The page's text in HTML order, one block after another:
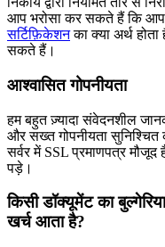
आप भरोसा कर सकते हैं कि आप
सर्टिफ़िकेशनका क्या अर्थ होता
सकते हैं।
आश्वासित गोपनीयता
हम बहुत ज़्यादा संवेदनशील
और सख्त गोपनीयता सुनिश्चित
सर्वर में SSL प्रमाणपत्र
पड़े।
किसी डॉक्यूमेंट का
खर्च आता है?